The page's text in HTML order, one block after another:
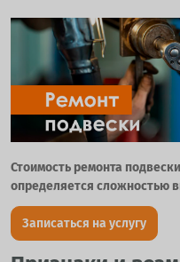
Стоимость ремонта
определяется сложностью
Записаться на услугу